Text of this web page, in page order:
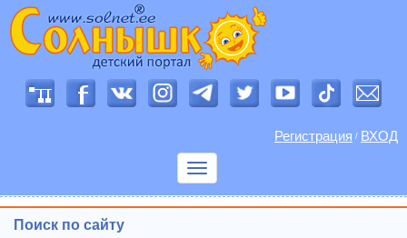
Регистрация / ВХОД
Показать
Поиск по сайту